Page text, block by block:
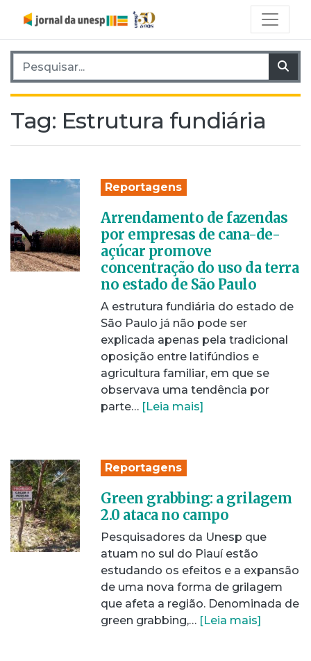
Pesquisar por:
Tag: Estrutura fundiária
Reportagens
Arrendamento de fazendas
por empresas de cana-de-
açúcar promove
concentração do uso da terra
no estado de São Paulo
A estrutura fundiária do estado de
São Paulo já não pode ser
explicada apenas pela tradicional
oposição entre latifúndios e
agricultura familiar, em que se
observava uma tendência por
parte… [Leia mais]
Reportagens
Green grabbing: a grilagem
2.0 ataca no campo
Pesquisadores da Unesp que
atuam no sul do Piauí estão
estudando os efeitos e a expansão
de uma nova forma de grilagem
que afeta a região. Denominada de
green grabbing,… [Leia mais]